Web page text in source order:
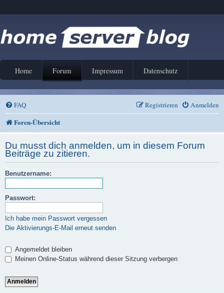
Home Forum Impressum Datenschutz
FAQ Anmelden
Registrieren
Foren-Übersicht
Du musst dich anmelden, um in diesem Forum
Beiträge zu zitieren.
Benutzername:
Passwort:
Ich habe mein Passwort vergessen
Die Aktivierungs-E-Mail erneut senden
Angemeldet bleiben
Meinen Online-Status während dieser Sitzung verbergen